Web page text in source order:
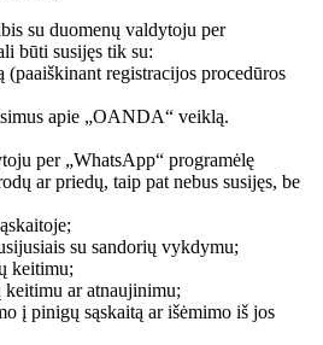
su duomenų valdytoju per
būti susijęs tik su:
(paaiškinant registracijos procedūros
apie „OANDA“ veiklą.
per „WhatsApp“ programėlę
ar priedų, taip pat nebus susijęs, be
su sandorių vykdymu;
keitimu;
keitimu ar atnaujinimu;
į pinigų sąskaitą ar išėmimo iš jos